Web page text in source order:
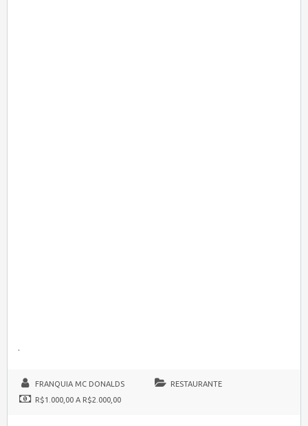
.
FRANQUIA MC DONALDS
RESTAURANTE
R$1.000,00 A R$2.000,00